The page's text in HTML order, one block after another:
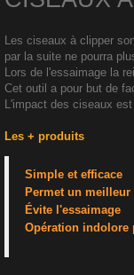
Les ciseaux à clipper
par la suite ne pourra
Lors de l'essaimage la
Cet outil a pour but de
L'impact des ciseaux
Les + produits
Simple et efficace
Permet un
Évite l'essaimage
Opération indolore